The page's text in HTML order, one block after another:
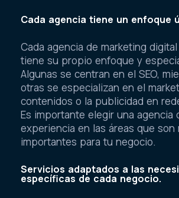
Cada agencia tiene un enfoque
Cada agencia de marketing
tiene su propio enfoque y
Algunas se centran en el SEO,
otras se especializan en el
contenidos o la publicidad en
Es importante elegir una agencia
experiencia en las áreas que son
importantes para tu negocio.
Servicios adaptados a las
específicas de cada negocio.